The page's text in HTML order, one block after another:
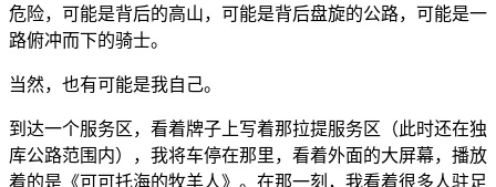
危险，可能是背后的高山，可能是背后盘旋的公路，可能是一
路俯冲而下的骑士。
当然，也有可能是我自己。
到达一个服务区，看着牌子上写着那拉提服务区（此时还在独
库公路范围内），我将车停在那里，看着外面的大屏幕，播放
着的是《可可托海的牧羊人》。在那一刻，我看着很多人驻足